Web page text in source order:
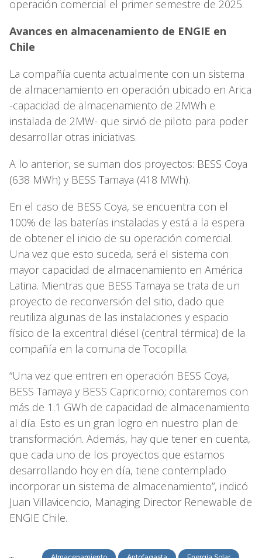
operación comercial el primer semestre de 2025.
Avances en almacenamiento de ENGIE en
Chile
La compañía cuenta actualmente con un sistema
de almacenamiento en operación ubicado en Arica
-capacidad de almacenamiento de 2MWh e
instalada de 2MW- que sirvió de piloto para poder
desarrollar otras iniciativas.
A lo anterior, se suman dos proyectos: BESS Coya
(638 MWh) y BESS Tamaya (418 MWh).
En el caso de BESS Coya, se encuentra con el
100% de las baterías instaladas y está a la espera
de obtener el inicio de su operación comercial.
Una vez que esto suceda, será el sistema con
mayor capacidad de almacenamiento en América
Latina. Mientras que BESS Tamaya se trata de un
proyecto de reconversión del sitio, dado que
reutiliza algunas de las instalaciones y espacio
físico de la excentral diésel (central térmica) de la
compañía en la comuna de Tocopilla.
“Una vez que entren en operación BESS Coya,
BESS Tamaya y BESS Capricornio; contaremos con
más de 1.1 GWh de capacidad de almacenamiento
al día. Esto es un gran logro en nuestro plan de
transformación. Además, hay que tener en cuenta,
que cada uno de los proyectos que estamos
desarrollando hoy en día, tiene contemplado
incorporar un sistema de almacenamiento”, indicó
Juan Villavicencio, Managing Director Renewable de
ENGIE Chile.